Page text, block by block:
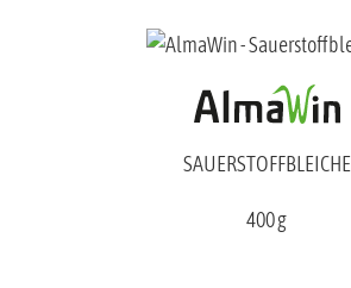
SAUERSTOFFBLEICHE
400 g